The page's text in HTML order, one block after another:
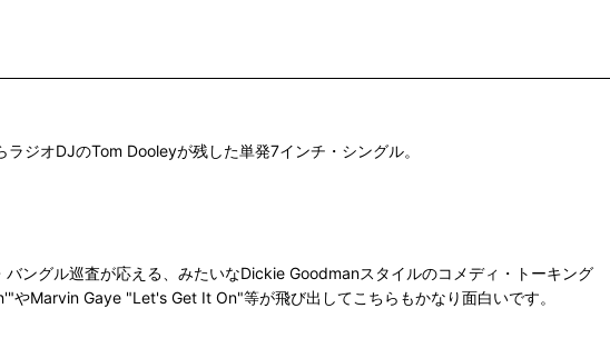
ジオDJのTom Dooleyが残した単発7インチ・シングル。
ングル巡査が応える、みたいなDickie Goodmanスタイルのコメディ・トーキング
Marvin Gaye "Let's Get It On"等が飛び出してこちらもかなり面白いです。